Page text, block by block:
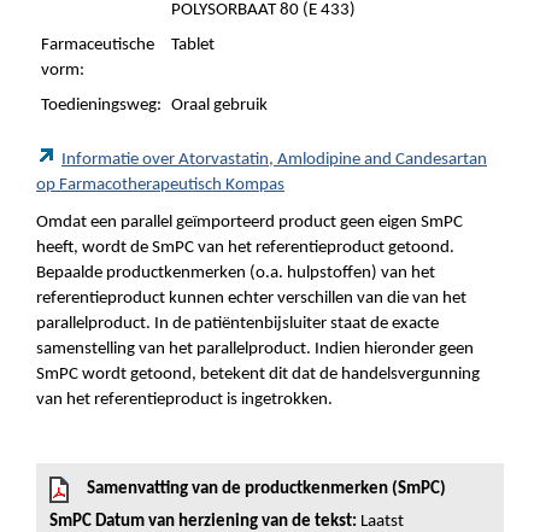
POLYSORBAAT 80 (E 433)
Farmaceutische
vorm:
Tablet
Toedieningsweg: Oraal gebruik
Informatie over Atorvastatin, Amlodipine and Candesartan
op Farmacotherapeutisch Kompas
Omdat een parallel geïmporteerd product geen eigen SmPC
heeft, wordt de SmPC van het referentieproduct getoond.
Bepaalde productkenmerken (o.a. hulpstoffen) van het
referentieproduct kunnen echter verschillen van die van het
parallelproduct. In de patiëntenbijsluiter staat de exacte
samenstelling van het parallelproduct. Indien hieronder geen
SmPC wordt getoond, betekent dit dat de handelsvergunning
van het referentieproduct is ingetrokken.
Samenvatting van de productkenmerken (SmPC)
SmPC Datum van herziening van de tekst: Laatst